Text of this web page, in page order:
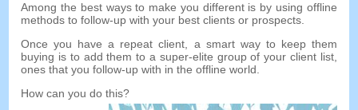
Among the best ways to make you different is by using offline
methods to follow-up with your best clients or prospects.
Once you have a repeat client, a smart way to keep them
buying is to add them to a super-elite group of your client list,
ones that you follow-up with in the offline world.
How can you do this?